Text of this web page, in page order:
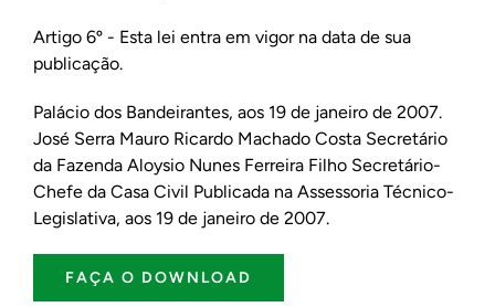
Artigo 6º - Esta lei entra em vigor na data de sua
publicação.
Palácio dos Bandeirantes, aos 19 de janeiro de 2007.
José Serra Mauro Ricardo Machado Costa Secretário
da Fazenda Aloysio Nunes Ferreira Filho Secretário-
Chefe da Casa Civil Publicada na Assessoria Técnico-
Legislativa, aos 19 de janeiro de 2007.
FAÇA O DOWNLOAD